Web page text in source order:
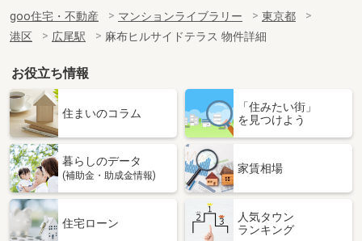
goo住宅・不動産 マンションライブラリー
東京都
港区
広尾駅 麻布ヒルサイドテラス 物件詳細
お役立ち情報
住まいのコラム
「住みたい街」
を見つけよう
暮らしのデータ
(補助金・助成金情報)
家賃相場
住宅ローン
人気タウン
ランキング